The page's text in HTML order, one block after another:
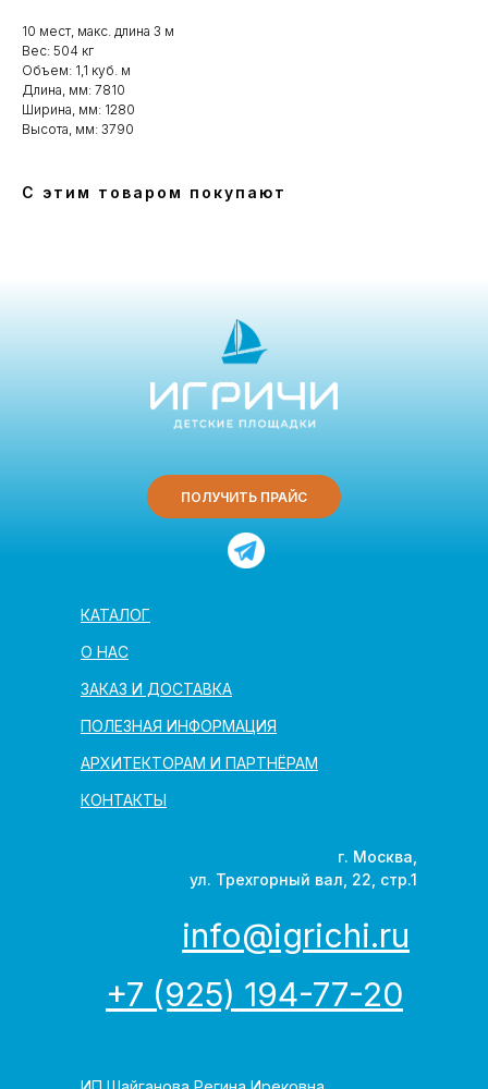
10 мест, макс. длина 3 м
Вес: 504 кг
Объем: 1,1 куб. м
Длина, мм: 7810
Ширина, мм: 1280
Высота, мм: 3790
С этим товаром покупают
АРХИТЕКТОРАМ И ПАРТНЁРАМ
КОНТАКТЫ
ПОЛЕЗНАЯ ИНФОРМАЦИЯ
ЗАКАЗ И ДОСТАВКА
О НАС
КАТАЛОГ
г. Москва,
ул. Трехгорный вал, 22, стр.1
ПОЛУЧИТЬ ПРАЙС
+7 (925) 194-77-20
info@igrichi.ru